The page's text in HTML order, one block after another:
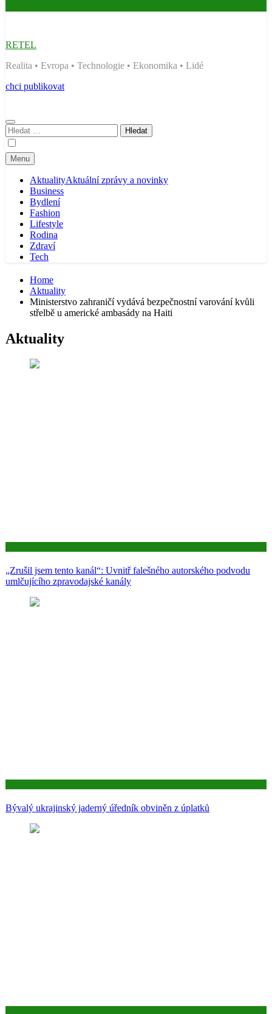
RETEL
Realita • Evropa • Technologie • Ekonomika • Lidé
chci publikovat
Vyhledávání
Menu
AktualityAktuální zprávy a novinky
Business
Bydlení
Fashion
Lifestyle
Rodina
Zdraví
Tech
Home
Aktuality
Ministerstvo zahraničí vydává bezpečnostní varování kvůli
střelbě u americké ambasády na Haiti
Aktuality
„Zrušil jsem tento kanál“: Uvnitř falešného autorského podvodu
umlčujícího zpravodajské kanály
Bývalý ukrajinský jaderný úředník obviněn z úplatků